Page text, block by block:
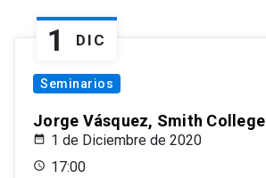
1 DIC
Seminarios
Jorge Vásquez, Smith College
1 de Diciembre de 2020
17:00